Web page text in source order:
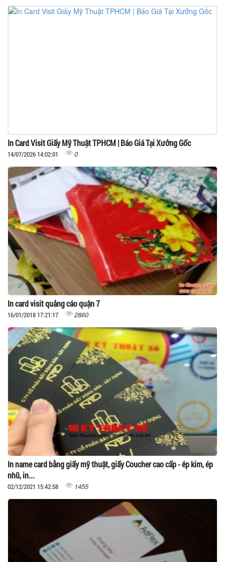
In Card Visit Giấy Mỹ Thuật TPHCM | Báo Giá Tại Xưởng Gốc
14/07/2026 14:02:01 0
In card visit quảng cáo quận 7
16/01/2018 17:21:17 2860
In name card bằng giấy mỹ thuật, giấy Coucher cao cấp - ép kim, ép
nhũ, in...
02/12/2021 15:42:58 1455